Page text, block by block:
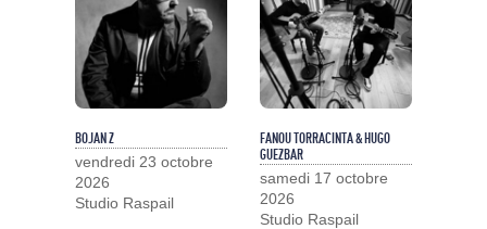
BOJAN Z
vendredi 23 octobre
2026
Studio Raspail
FANOU TORRACINTA & HUGO
GUEZBAR
samedi 17 octobre
2026
Studio Raspail